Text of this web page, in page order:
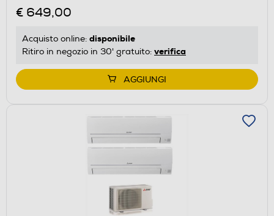
€ 649,00
Acquisto online: disponibile
Ritiro in negozio in 30' gratuito: verifica
AGGIUNGI